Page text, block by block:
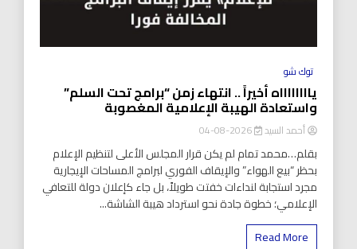
توك شو
يااااااااه أخيراً .. انتهاء زمن “برامج تحت السلم”
واستعادة الهيبة الإعلامية المغصوبة
أحمد السيد 2026-08-04
بقلم…محمد تمام لم يكن قرار المجلس الأعلى لتنظيم الإعلام
بحظر “بيع الهواء” والإيقاف الفوري لبرامج المساحات الإيجارية
مجرد استجابة لنداءات خفتت طويلاً، بل جاء كإعلان دولة للتعافي
الإعلامي؛ خطوة جادة نحو استرداد هيبة الشاشة...
Read More